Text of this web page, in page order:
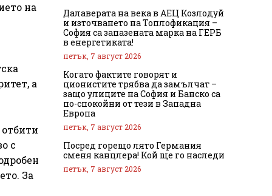
на
а
с
За
Далаверата на века в АЕЦ Козлодуй
и източването на Топлофикация –
София са запазената марка на ГЕРБ
в енергетиката!
петък, 7 август 2026
Когато фактите говорят и
ционистите трябва да замълчат –
защо улиците на София и Банско са
по-спокойни от тези в Западна
Европа
петък, 7 август 2026
Посред горещо лято Германия
сменя канцлера! Кой ще го наследи
петък, 7 август 2026